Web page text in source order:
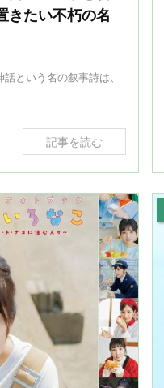
きたい不朽の名
という名の叙事詩は、
記事を読む